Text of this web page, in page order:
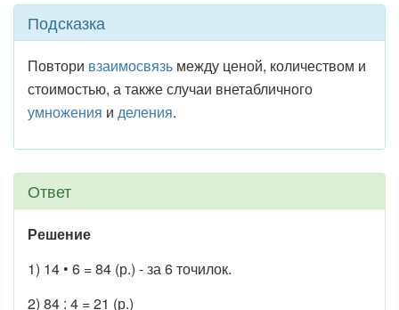
Подсказка
Повтори взаимосвязь между ценой, количеством и
стоимостью, а также случаи внетабличного
умножения и деления.
Ответ
Решение
1) 14 • 6 = 84 (р.) - за 6 точилок.
2) 84 : 4 = 21 (р.)